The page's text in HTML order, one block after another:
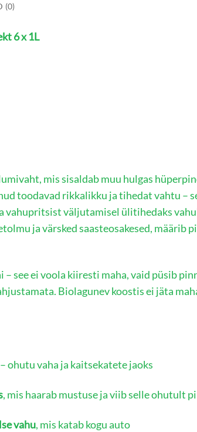
(0)
6 x 1L
mis sisaldab muu hulgas
toodavad rikkalikku ja tihedat vahtu –
vahupritsist väljutamisel ülitihedaks
ja värsked saasteosakesed, määrib
see ei voola kiiresti maha, vaid püsib
Biolagunev koostis ei jäta
– ohutu vaha ja kaitsekatete jaoks
, mis haarab mustuse ja viib selle ohutult
vahu, mis katab kogu auto